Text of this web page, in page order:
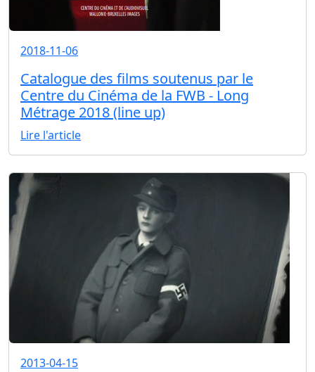
2018-11-06
Catalogue des films soutenus par le
Centre du Cinéma de la FWB - Long
Métrage 2018 (line up)
Lire l'article
2013-04-15